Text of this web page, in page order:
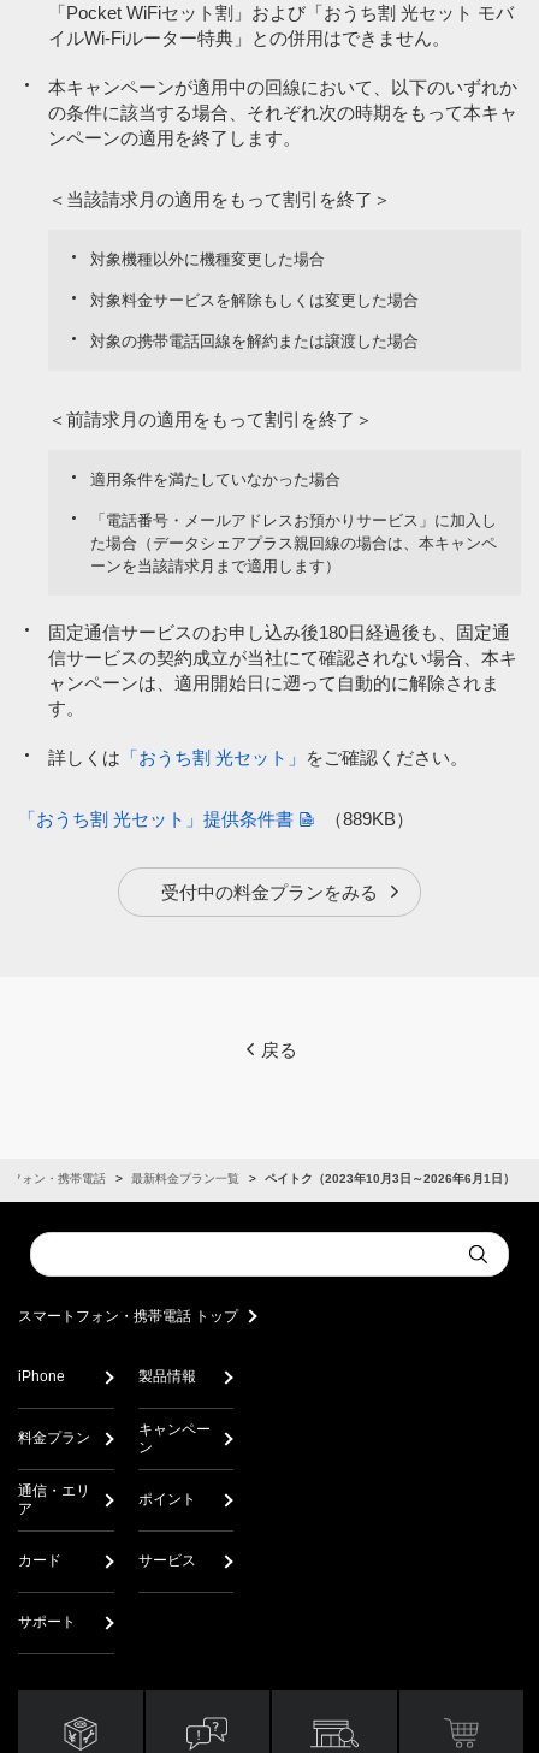
「Pocket WiFiセット割」および「おうち割 光セット モバ
イルWi-Fiルーター特典」との併用はできません。
本キャンペーンが適用中の回線において、以下のいずれか
の条件に該当する場合、それぞれ次の時期をもって本キャ
ンペーンの適用を終了します。
＜当該請求月の適用をもって割引を終了＞
対象機種以外に機種変更した場合
対象料金サービスを解除もしくは変更した場合
対象の携帯電話回線を解約または譲渡した場合
＜前請求月の適用をもって割引を終了＞
適用条件を満たしていなかった場合
「電話番号・メールアドレスお預かりサービス」に加入し
た場合（データシェアプラス親回線の場合は、本キャンペ
ーンを当該請求月まで適用します）
固定通信サービスのお申し込み後180日経過後も、固定通
信サービスの契約成立が当社にて確認されない場合、本キ
ャンペーンは、適用開始日に遡って自動的に解除されま
す。
詳しくは 「おうち割 光セット」 をご確認ください。
「おうち割 光セット」提供条件書 （889KB）
受付中の料金プランをみる
戻る
フォン・携帯電話 最新料金プラン一覧 ペイトク（2023年10月3日～2026年6月1日）
Conduct
a
Submit
スマートフォン・携帯電話 トップ
iPhone 製品情報
料金プラン
キャンペー
ン
通信・エリ
ア
ポイント
カード サービス
サポート